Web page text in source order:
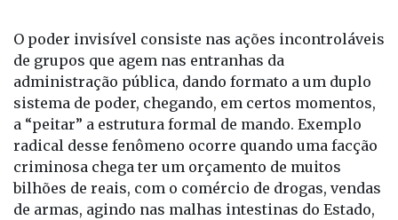
O poder invisível consiste nas ações incontroláveis
de grupos que agem nas entranhas da
administração pública, dando formato a um duplo
sistema de poder, chegando, em certos momentos,
a “peitar” a estrutura formal de mando. Exemplo
radical desse fenômeno ocorre quando uma facção
criminosa chega ter um orçamento de muitos
bilhões de reais, com o comércio de drogas, vendas
de armas, agindo nas malhas intestinas do Estado,